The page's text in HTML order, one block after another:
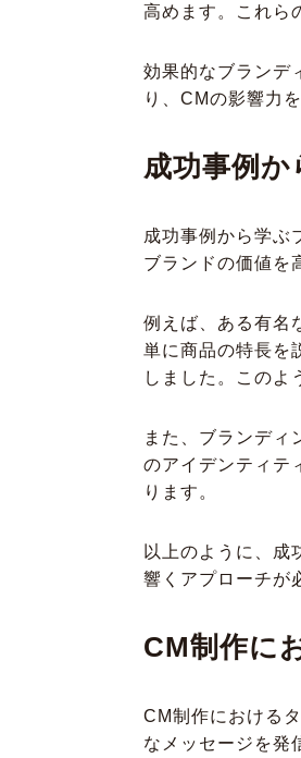
高めます。これら
効果的なブランデ
り、CMの影響力
成功事例
成功事例から学ぶ
ブランドの価値を
例えば、ある有名
単に商品の特長を
しました。このよ
また、ブランディ
のアイデンティテ
ります。
以上のように、成
響くアプローチが
CM制作に
CM制作における
なメッセージを発